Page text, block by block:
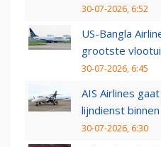
30-07-2026, 6:52
US-Bangla
grootste
30-07-2026, 6:45
AIS Airlines
lijndienst
30-07-2026, 6:30